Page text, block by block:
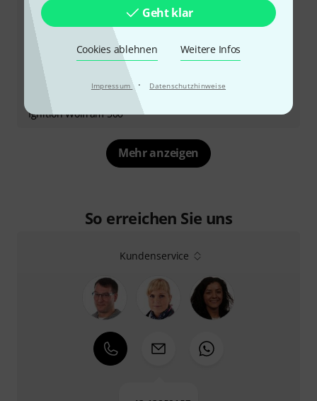
Geht klar
Cookies ablehnen Weitere Infos
Impressum · Datenschutzhinweise
Ignition Wolfram 500
Mehr anzeigen
So erreichen Sie uns
Kundenservice